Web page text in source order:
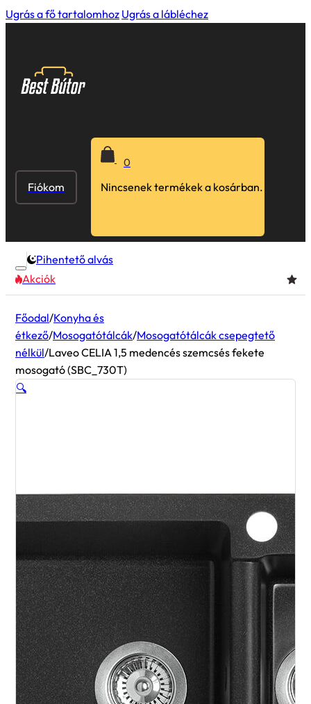
Ugrás a fő tartalomhoz Ugrás a lábléchez
Fiókom
0
Nincsenek termékek a kosárban.
Pihentető alvás
Akciók
Főodal/Konyha és
étkező/Mosogatótálcák/Mosogatótálcák csepegtető
nélkül/Laveo CELIA 1,5 medencés szemcsés fekete
mosogató (SBC_730T)
🔍